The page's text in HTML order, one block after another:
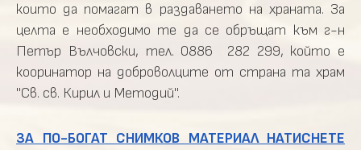
които да помагат в раздаването на храната. За
целта е необходимо те да се обръщат към г-н
Петър Вълчовски, тел. 0886 282 299, който е
кооринатор на доброволците от страна та храм
"Св. св. Кирил и Методий".
ЗА ПО-БОГАТ СНИМКОВ МАТЕРИАЛ НАТИСНЕТЕ